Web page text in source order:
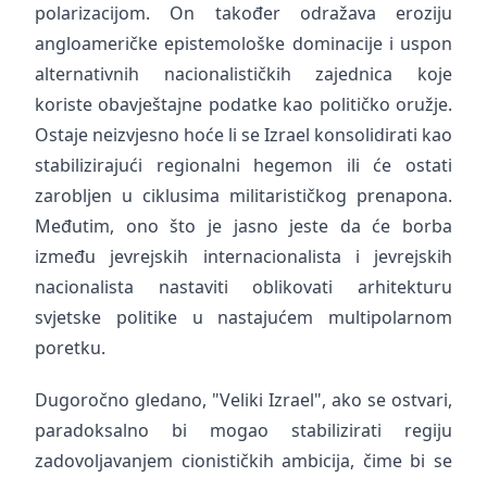
polarizacijom. On također odražava eroziju
angloameričke epistemološke dominacije i uspon
alternativnih nacionalističkih zajednica koje
koriste obavještajne podatke kao političko oružje.
Ostaje neizvjesno hoće li se Izrael konsolidirati kao
stabilizirajući regionalni hegemon ili će ostati
zarobljen u ciklusima militarističkog prenapona.
Međutim, ono što je jasno jeste da će borba
između jevrejskih internacionalista i jevrejskih
nacionalista nastaviti oblikovati arhitekturu
svjetske politike u nastajućem multipolarnom
poretku.
Dugoročno gledano, "Veliki Izrael", ako se ostvari,
paradoksalno bi mogao stabilizirati regiju
zadovoljavanjem cionističkih ambicija, čime bi se